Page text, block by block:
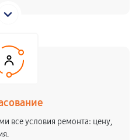
все условия ремонта: цену,